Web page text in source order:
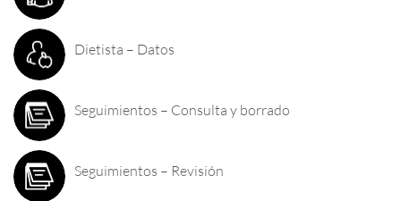
Dietista – Datos
Seguimientos – Consulta y borrado
Seguimientos – Revisión